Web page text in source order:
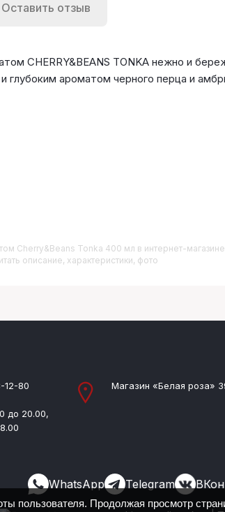
Оставить отзыв
CHERRY&BEANS TONKA нежно и
глубоким ароматом черного перца и
Cherry&Beans Tonka 400 мл в интернет-
описание, характеристики, фото
12-80 Магазин «Белая роза»
до 20.00,
WhatsApp Telegram
пользователя. Продолжая просмотр